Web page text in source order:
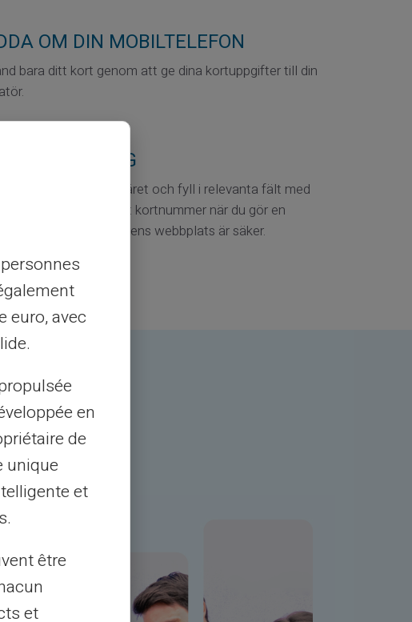
OM DIN MOBILTELEFON
bara ditt kort genom att ge dina kortuppgifter till din
EN KATALOG
inköpsorderformuläret och fyll i relevanta fält med
kortuppgifter. Ange ditt kortnummer när du gör en
Se till att handlarens webbplats är säker.
VERITAS Mastercard® förbetalda kort gör det
euro, avec
en
de
unique
et
être
et